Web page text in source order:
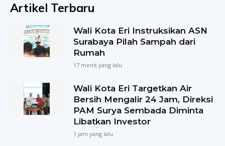
Artikel Terbaru
Wali Kota Eri Instruksikan ASN
Surabaya Pilah Sampah dari
Rumah
17 menit yang lalu
Wali Kota Eri Targetkan Air
Bersih Mengalir 24 Jam, Direksi
PAM Surya Sembada Diminta
Libatkan Investor
1 jam yang lalu